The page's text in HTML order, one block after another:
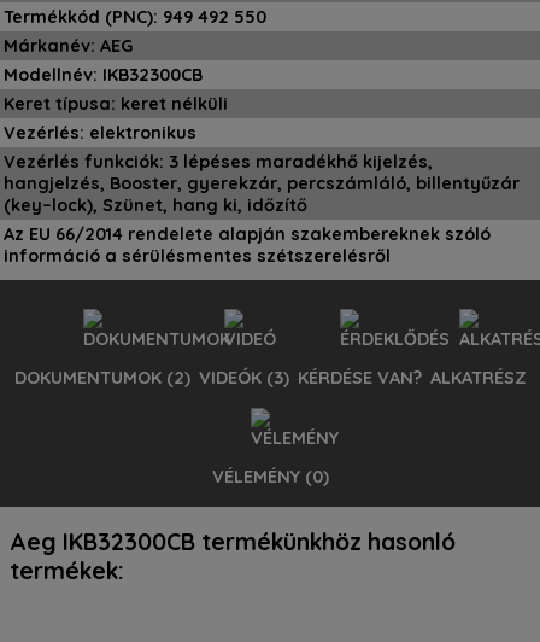
Termékkód (PNC): 949 492 550
Márkanév: AEG
Modellnév: IKB32300CB
Keret típusa: keret nélküli
Vezérlés: elektronikus
Vezérlés funkciók: 3 lépéses maradékhő kijelzés,
hangjelzés, Booster, gyerekzár, percszámláló, billentyűzár
(key–lock), Szünet, hang ki, időzítő
Az EU 66/2014 rendelete alapján szakembereknek szóló
információ a sérülésmentes szétszerelésről
DOKUMENTUMOK (2) VIDEÓK (3) KÉRDÉSE VAN? ALKATRÉSZ
VÉLEMÉNY (0)
keresés:
5.000 Ft alatti értékű alkatrészre rendelést, csak előre utalással
Ehhez a termékhez még nincsenek vélemények.
Aeg IKB32300CB termékünkhöz hasonló
termékek: